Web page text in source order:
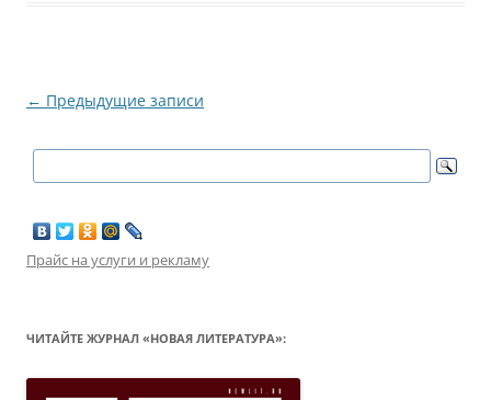
Навигация
← Предыдущие записи
Прайс на услуги и рекламу
ЧИТАЙТЕ ЖУРНАЛ «НОВАЯ ЛИТЕРАТУРА»: